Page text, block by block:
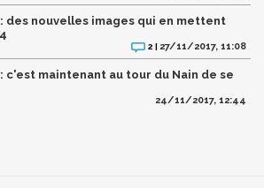
des nouvelles images qui en mettent
2 | 27/11/2017, 11:08
c'est maintenant au tour du Nain de se
24/11/2017, 12:44